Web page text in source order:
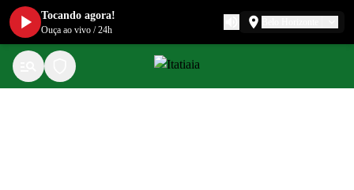
Tocando agora!
Ouça ao vivo /24h